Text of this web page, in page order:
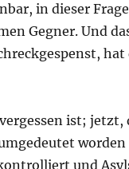
in dieser
Gegner. Und
ist; jetzt,
und